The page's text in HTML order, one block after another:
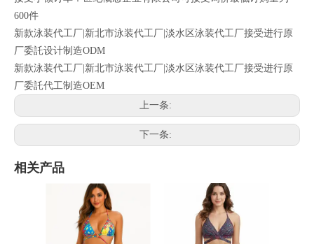
600件
新款泳装代工厂|新北市泳装代工厂|淡水区泳装代工厂接受进行原
厂委託设计制造ODM
新款泳装代工厂|新北市泳装代工厂|淡水区泳装代工厂接受进行原
厂委託代工制造OEM
上一条:
下一条:
相关产品